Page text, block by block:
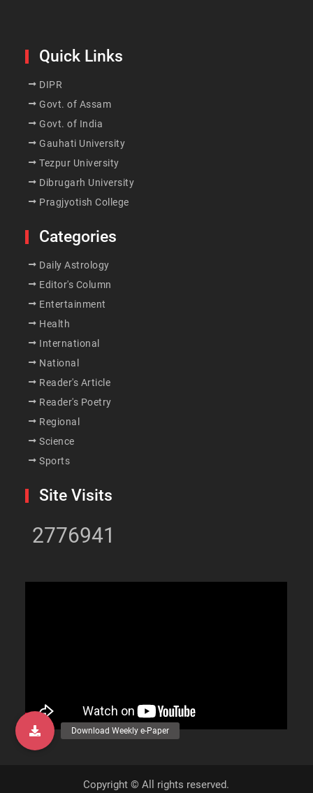
Quick Links
DIPR
Govt. of Assam
Govt. of India
Gauhati University
Tezpur University
Dibrugarh University
Pragjyotish College
Categories
Daily Astrology
Editor's Column
Entertainment
Health
International
National
Reader's Article
Reader's Poetry
Regional
Science
Sports
Site Visits
2776941
Copyright © All rights reserved.